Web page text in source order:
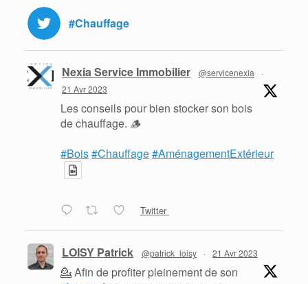
#Chauffage
Nexia Service Immobilier @servicenexia
·
21 Avr 2023
Les conseils pour bien stocker son bois
de chauffage. 🪵
#Bois#Chauffage#AménagementExtérieur
Twitter
LOISY Patrick @patrick_loisy · 21 Avr 2023
💁 Afin de profiter pleinement de son